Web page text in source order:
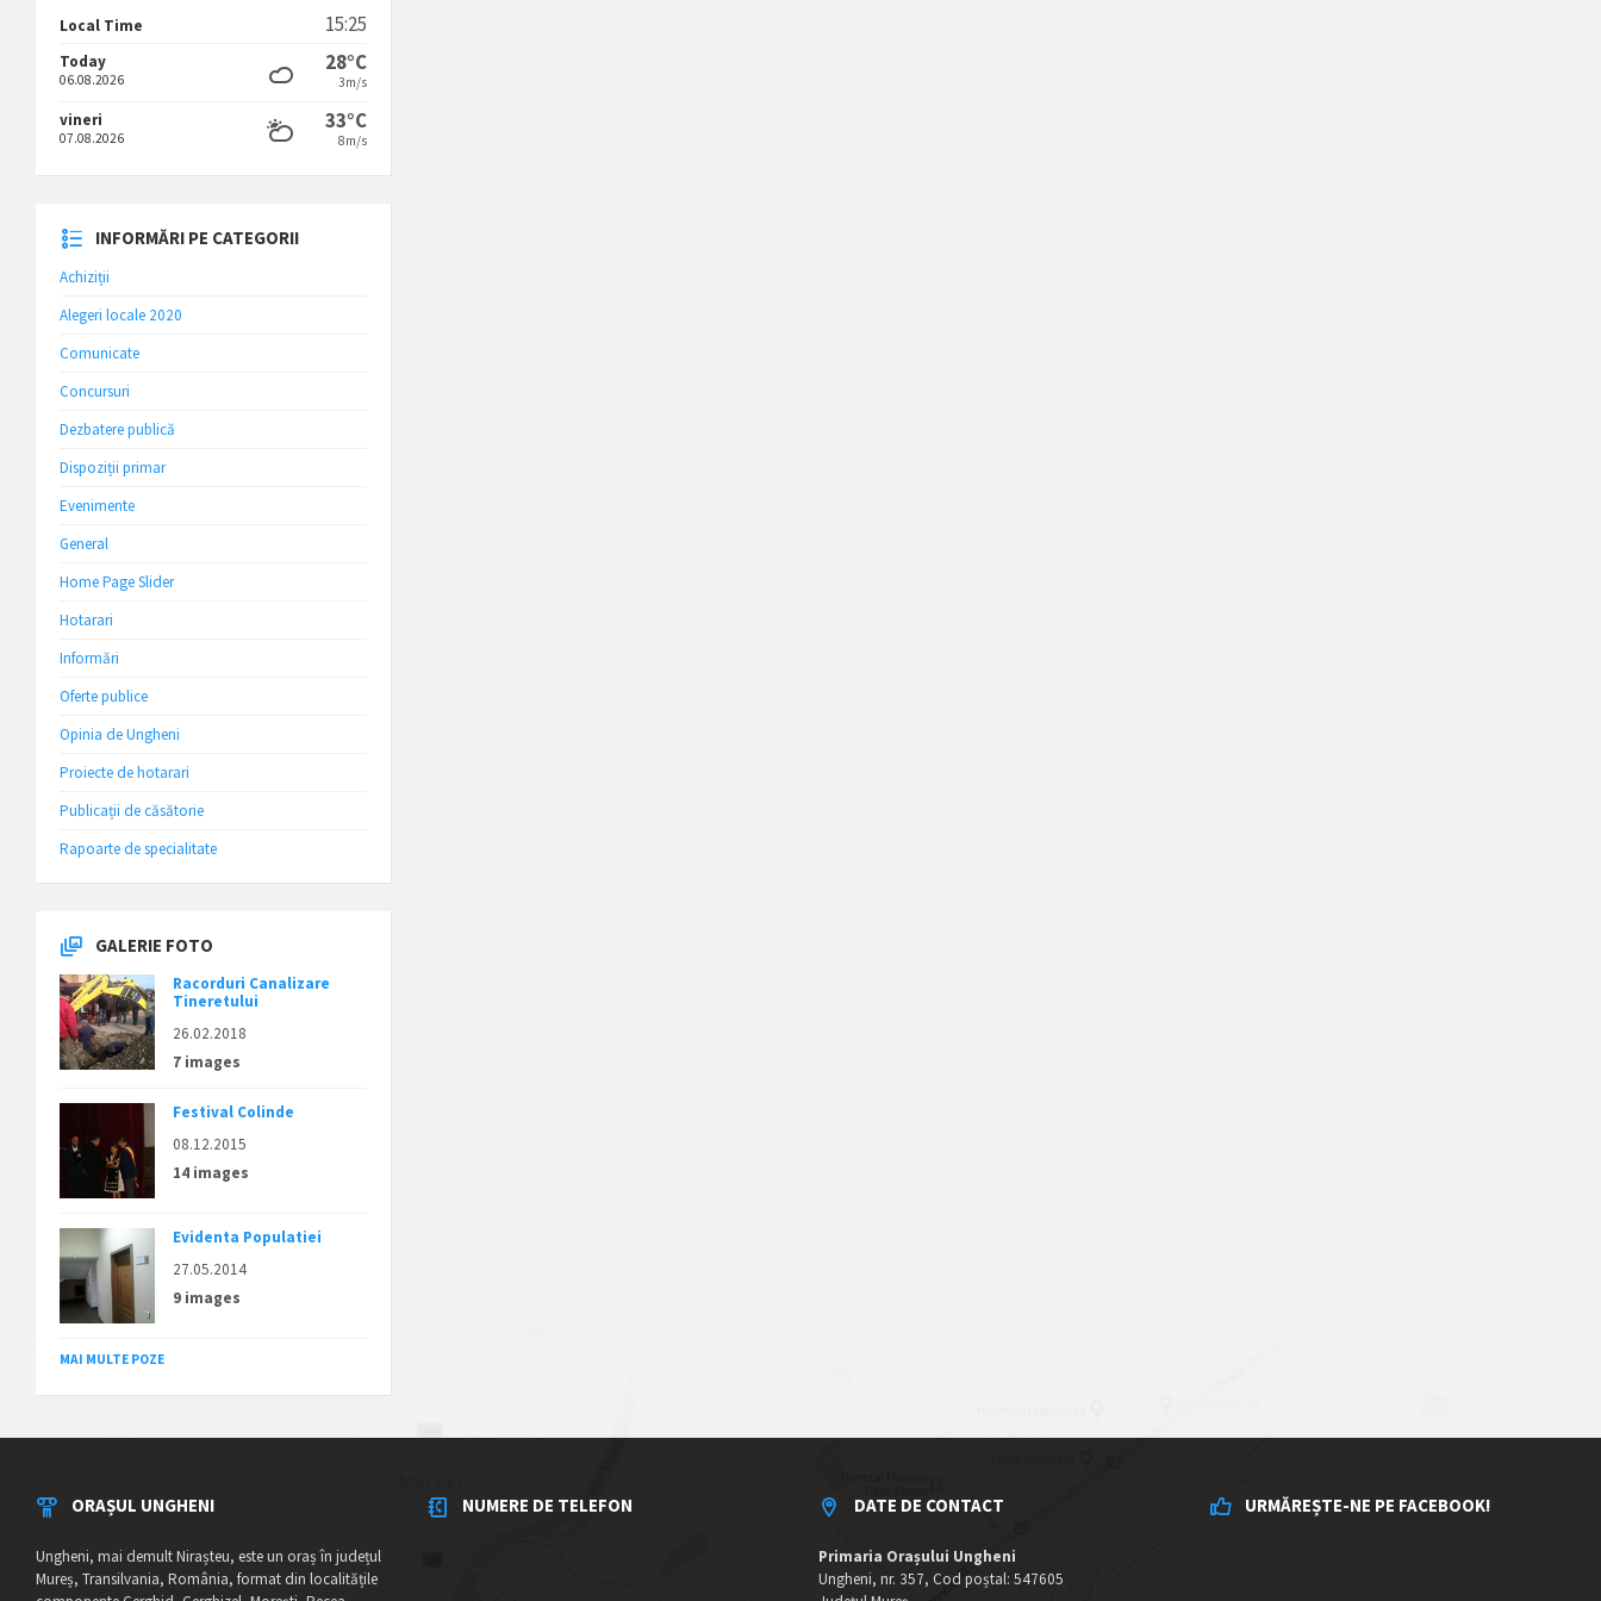
Local Time 15:25
Today
06.08.2026
28°C
3m/s
vineri
07.08.2026
33°C
8m/s
INFORMĂRI PE CATEGORII
Achiziții
Alegeri locale 2020
Comunicate
Concursuri
Dezbatere publică
Dispoziții primar
Evenimente
General
Home Page Slider
Hotarari
Informări
Oferte publice
Opinia de Ungheni
Proiecte de hotarari
Publicații de căsătorie
Rapoarte de specialitate
GALERIE FOTO
Racorduri Canalizare
Tineretului
26.02.2018
7 images
Festival Colinde
08.12.2015
14 images
Evidenta Populatiei
27.05.2014
9 images
MAI MULTE POZE
ORAȘUL UNGHENI
Ungheni, mai demult Nirașteu, este un oraș în județul
Mureș, Transilvania, România, format din localitățile
NUMERE DE TELEFON DATE DE CONTACT
Primaria Orașului Ungheni
Ungheni, nr. 357, Cod poștal: 547605
URMĂREȘTE-NE PE FACEBOOK!